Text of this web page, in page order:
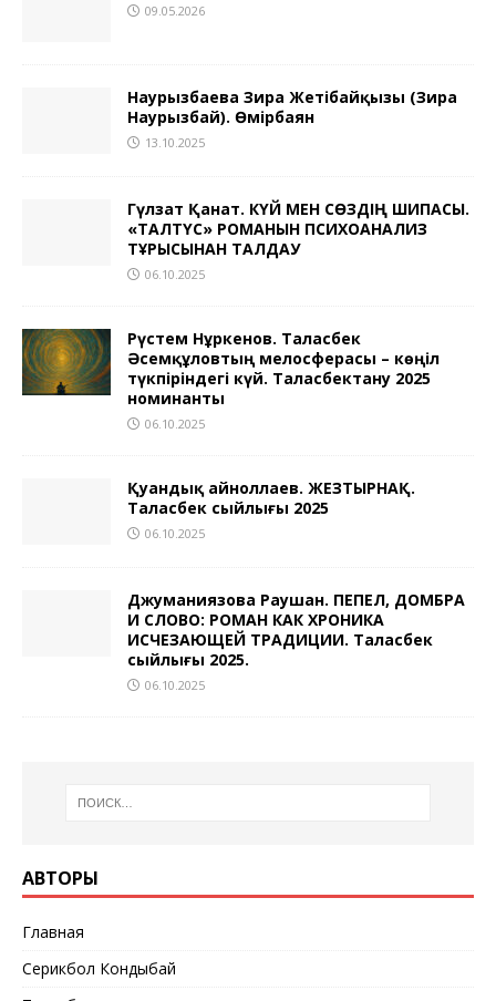
09.05.2026
Наурызбаева Зира Жетібайқызы (Зира
Наурызбай). Өмірбаян
13.10.2025
Гүлзат Қанат. КҮЙ МЕН СӨЗДІҢ ШИПАСЫ.
«ТАЛТҮС» РОМАНЫН ПСИХОАНАЛИЗ
ТҰРҒЫСЫНАН ТАЛДАУ
06.10.2025
Рүстем Нұркенов. Таласбек
Әсемқұловтың мелосферасы – көңіл
түкпіріндегі күй. Таласбектану 2025
номинанты
06.10.2025
Қуандық Ғайноллаев. ЖЕЗТЫРНАҚ.
Таласбек сыйлығы 2025
06.10.2025
Джуманиязова Раушан. ПЕПЕЛ, ДОМБРА
И СЛОВО: РОМАН КАК ХРОНИКА
ИСЧЕЗАЮЩЕЙ ТРАДИЦИИ. Таласбек
сыйлығы 2025.
06.10.2025
АВТОРЫ
Главная
Серикбол Кондыбай